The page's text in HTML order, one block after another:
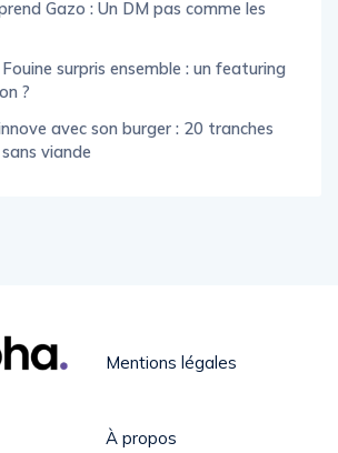
Gazo : Un DM pas comme les
surpris ensemble : un featuring
?
avec son burger : 20 tranches
viande
Mentions légales
À propos